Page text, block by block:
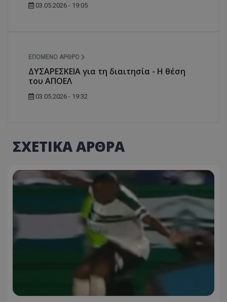
03.05.2026 - 19:05
ΕΠΌΜΕΝΟ ΆΡΘΡΟ
ΔΥΣΑΡΕΣΚΕΙΑ για τη διαιτησία - Η θέση
του ΑΠΟΕΛ
03.05.2026 - 19:32
ΣΧΕΤΙΚΑ ΑΡΘΡΑ